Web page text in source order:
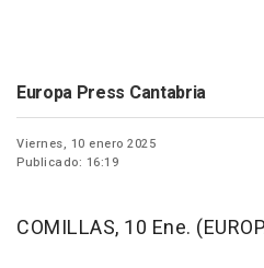
Europa Press Cantabria
Viernes, 10 enero 2025
Publicado: 16:19
COMILLAS, 10 Ene.